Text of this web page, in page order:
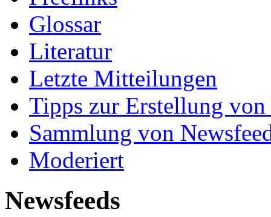
Glossar
Literatur
Letzte Mitteilungen
Tipps zur Erstellung
Sammlung von
Moderiert
Newsfeeds